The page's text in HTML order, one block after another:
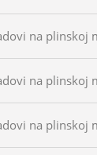
na plinskoj
na plinskoj
na plinskoj